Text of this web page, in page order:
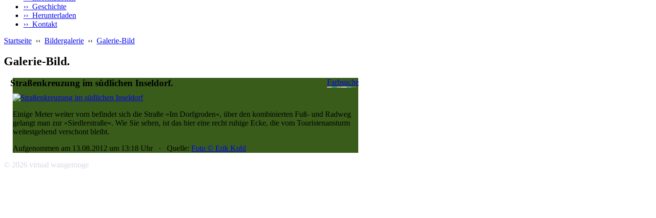
›› Geschichte
›› Herunterladen
›› Kontakt
Startseite ‹‹ Bildergalerie ‹‹ Galerie-Bild
Galerie-Bild.
Farbsuche
Straßenkreuzung im südlichen Inseldorf.
Einige Meter weiter vorn befindet sich die Straße »Im Dorfgroden«, über den kombinierten Fuß- und Radweg
gelangt man zur »Siedlerstraße«. Wie Sie sehen, ist das hier eine recht ruhige Ecke, die vom Touristenansturm
weitestgehend verschont bleibt.
Aufgenommen am 13.08.2012 um 13:18 Uhr · Quelle: Foto © Erik Kohl
© 2026 virtual wangerooge